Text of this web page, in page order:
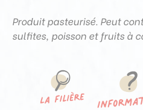
Produit pasteurisé. Peut
sulfites, poisson et fruits à